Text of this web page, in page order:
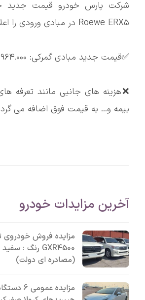
شرکت پارس خودرو قیمت جدید
Roewe ERX۵ در مبادی ورودی را اعلام کرد.
✅قیمت جدید مبادی گمرکی: ۱.۷۲۰.۹۶۴.۰۰۰ تومان
❌هزینه های جانبی مانند تعرفه
بیمه و... به قیمت فوق اضافه می
آخرین مزایدات خودرو
مزایده فروش خودروی
(مصادره ای دولت)
مزایده